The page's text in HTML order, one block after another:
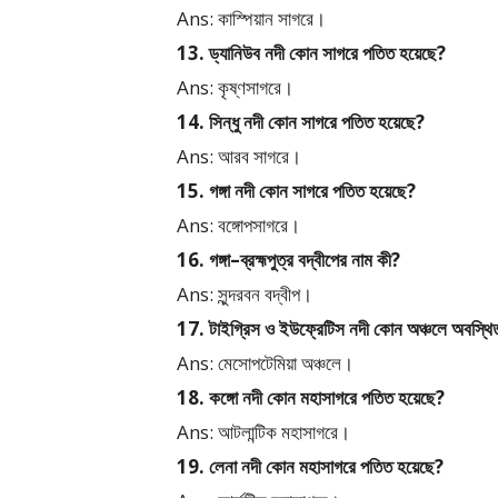
Ans: কাস্পিয়ান সাগরে।
13. ড্যানিউব নদী কোন সাগরে পতিত হয়েছে?
Ans: কৃষ্ণসাগরে।
14. সিন্ধু নদী কোন সাগরে পতিত হয়েছে?
Ans: আরব সাগরে।
15. গঙ্গা নদী কোন সাগরে পতিত হয়েছে?
Ans: বঙ্গোপসাগরে।
16. গঙ্গা–ব্রহ্মপুত্র বদ্বীপের নাম কী?
Ans: সুন্দরবন বদ্বীপ।
17. টাইগ্রিস ও ইউফ্রেটিস নদী কোন অঞ্চলে
Ans: মেসোপটেমিয়া অঞ্চলে।
18. কঙ্গো নদী কোন মহাসাগরে পতিত হয়েছে?
Ans: আটলান্টিক মহাসাগরে।
19. লেনা নদী কোন মহাসাগরে পতিত হয়েছে?